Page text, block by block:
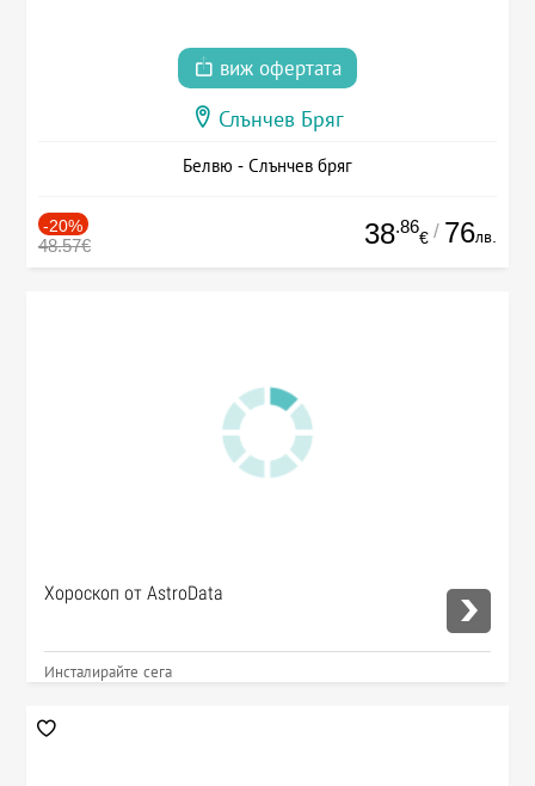
виж офертата
Слънчев Бряг
Белвю - Слънчев бряг
-20%
48.57€ 38.86
€ / 76лв.
Хороскоп от AstroData
Инсталирайте сега